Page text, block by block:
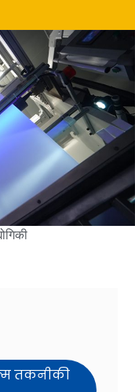
तकनीकी